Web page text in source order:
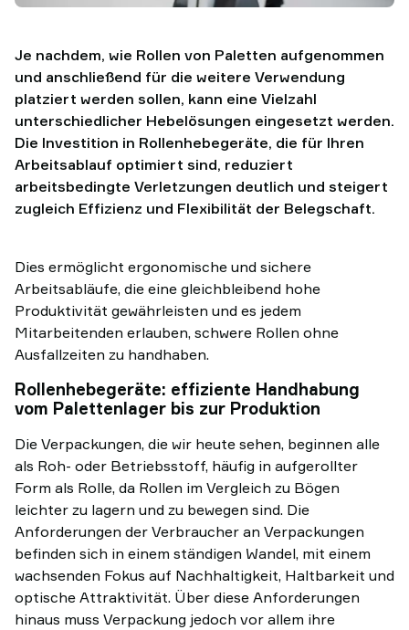
Je nachdem, wie Rollen von Paletten aufgenommen
und anschließend für die weitere Verwendung
platziert werden sollen, kann eine Vielzahl
unterschiedlicher Hebelösungen eingesetzt werden.
Die Investition in Rollenhebegeräte, die für Ihren
Arbeitsablauf optimiert sind, reduziert
arbeitsbedingte Verletzungen deutlich und steigert
zugleich Effizienz und Flexibilität der Belegschaft.
Dies ermöglicht ergonomische und sichere
Arbeitsabläufe, die eine gleichbleibend hohe
Produktivität gewährleisten und es jedem
Mitarbeitenden erlauben, schwere Rollen ohne
Ausfallzeiten zu handhaben.
Rollenhebegeräte: effiziente Handhabung
vom Palettenlager bis zur Produktion
Die Verpackungen, die wir heute sehen, beginnen alle
als Roh- oder Betriebsstoff, häufig in aufgerollter
Form als Rolle, da Rollen im Vergleich zu Bögen
leichter zu lagern und zu bewegen sind. Die
Anforderungen der Verbraucher an Verpackungen
befinden sich in einem ständigen Wandel, mit einem
wachsenden Fokus auf Nachhaltigkeit, Haltbarkeit und
optische Attraktivität. Über diese Anforderungen
hinaus muss Verpackung jedoch vor allem ihre